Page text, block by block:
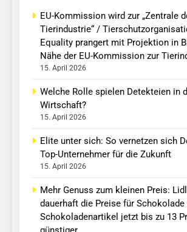
EU-Kommission wird zur „Zentrale
Tierindustrie“ /
Equality prangert mit Projektion in
Nähe der EU-Kommission zur
15. April 2026
Welche Rolle spielen Detekteien in
Wirtschaft?
15. April 2026
Elite unter sich: So vernetzen sich
Top-Unternehmer für die Zukunft
15. April 2026
Mehr Genuss zum kleinen Preis:
dauerhaft die Preise für
Schokoladenartikel jetzt bis zu 13